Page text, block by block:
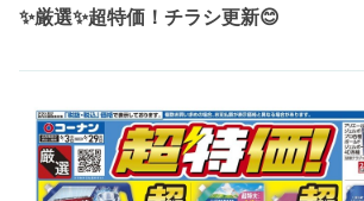
✨厳選✨超特価！チラシ更新😊